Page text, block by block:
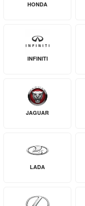
HONDA
INFINITI
JAGUAR
LADA